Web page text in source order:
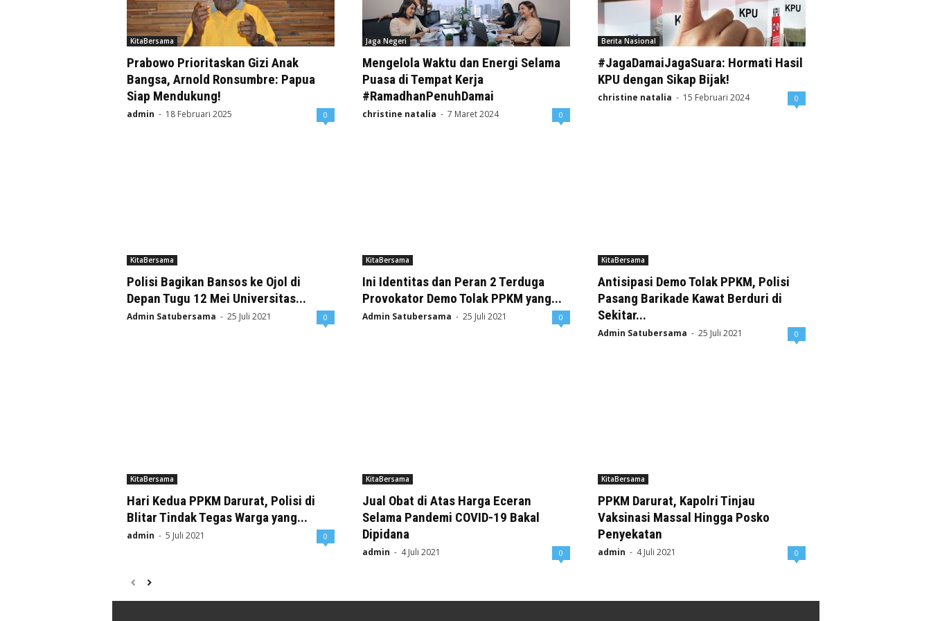
KitaBersama
Prabowo Prioritaskan Gizi Anak
Bangsa, Arnold Ronsumbre: Papua
Siap Mendukung!
admin - 18 Februari 2025 0
Jaga Negeri
Mengelola Waktu dan Energi Selama
Puasa di Tempat Kerja
#RamadhanPenuhDamai
christine natalia - 7 Maret 2024 0
Berita Nasional
#JagaDamaiJagaSuara: Hormati Hasil
KPU dengan Sikap Bijak!
christine natalia - 15 Februari 2024 0
KitaBersama
Polisi Bagikan Bansos ke Ojol di
Depan Tugu 12 Mei Universitas...
Admin Satubersama - 25 Juli 2021 0
KitaBersama
Ini Identitas dan Peran 2 Terduga
Provokator Demo Tolak PPKM yang...
Admin Satubersama - 25 Juli 2021 0
KitaBersama
Antisipasi Demo Tolak PPKM, Polisi
Pasang Barikade Kawat Berduri di
Sekitar...
Admin Satubersama - 25 Juli 2021 0
KitaBersama
Hari Kedua PPKM Darurat, Polisi di
Blitar Tindak Tegas Warga yang...
admin - 5 Juli 2021 0
KitaBersama
Jual Obat di Atas Harga Eceran
Selama Pandemi COVID-19 Bakal
Dipidana
admin - 4 Juli 2021 0
KitaBersama
PPKM Darurat, Kapolri Tinjau
Vaksinasi Massal Hingga Posko
Penyekatan
admin - 4 Juli 2021 0